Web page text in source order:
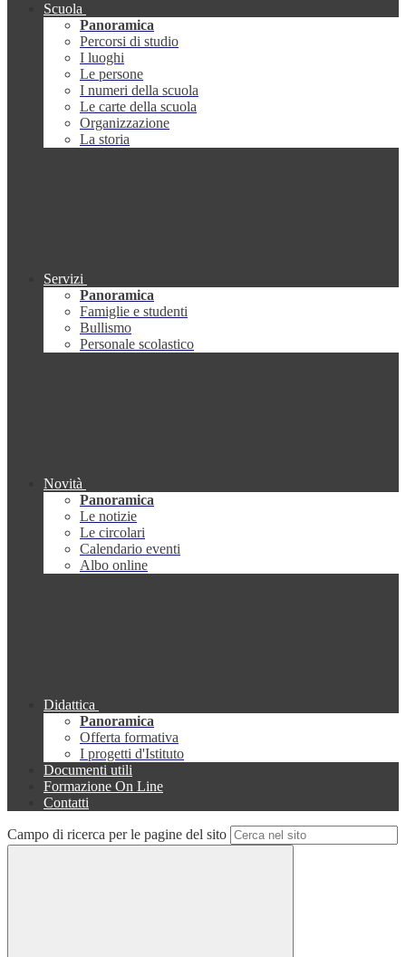
Scuola
Panoramica
Percorsi di studio
I luoghi
Le persone
I numeri della scuola
Le carte della scuola
Organizzazione
La storia
Servizi
Panoramica
Famiglie e studenti
Bullismo
Personale scolastico
Novità
Panoramica
Le notizie
Le circolari
Calendario eventi
Albo online
Didattica
Panoramica
Offerta formativa
I progetti d'Istituto
Documenti utili
Formazione On Line
Contatti
Campo di ricerca per le pagine del sito